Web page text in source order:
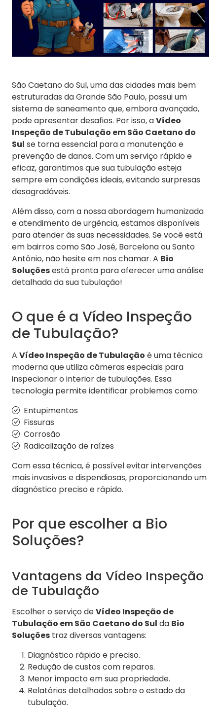
São Caetano do Sul, uma das cidades mais bem
estruturadas da Grande São Paulo, possui um
sistema de saneamento que, embora avançado,
pode apresentar desafios. Por isso, aVídeo
Inspeção de Tubulação em São Caetano do
Sul se torna essencial para a manutenção e
prevenção de danos. Com um serviço rápido e
eficaz, garantimos que sua tubulação esteja
sempre em condições ideais, evitando surpresas
desagradáveis.
Além disso, com a nossa abordagem humanizada
e atendimento de urgência, estamos disponíveis
para atender às suas necessidades. Se você está
em bairros como São José, Barcelona ou Santo
Antônio, não hesite em nos chamar. A Bio
Soluçõesestá pronta para oferecer uma análise
detalhada da sua tubulação!
O que é a Vídeo Inspeção
de Tubulação?
A Vídeo Inspeção de Tubulação é uma técnica
moderna que utiliza câmeras especiais para
inspecionar o interior de tubulações. Essa
tecnologia permite identificar problemas como:
Entupimentos
Fissuras
Corrosão
Radicalização de raízes
Com essa técnica, é possível evitar intervenções
mais invasivas e dispendiosas, proporcionando um
diagnóstico preciso e rápido.
Por que escolher a Bio
Soluções?
Vantagens da Vídeo Inspeção
de Tubulação
Escolher o serviço deVídeo Inspeção de
Tubulação em São Caetano do Sul da Bio
Soluções traz diversas vantagens:
Diagnóstico rápido e preciso.
Redução de custos com reparos.
Menor impacto em sua propriedade.
Relatórios detalhados sobre o estado da
tubulação.